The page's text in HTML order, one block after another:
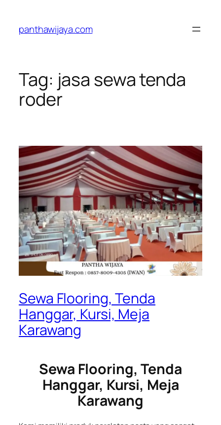
konten
panthawijaya.com
Tag: jasa sewa tenda
roder
Sewa Flooring, Tenda
Hanggar, Kursi, Meja
Karawang
Sewa Flooring, Tenda
Hanggar, Kursi, Meja
Karawang